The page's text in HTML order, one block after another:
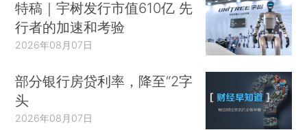
特稿｜宇树发行市值610亿 先
行者的加速和考验
2026年08月07日
部分银行房贷利率，降至“2字
头
2026年08月07日